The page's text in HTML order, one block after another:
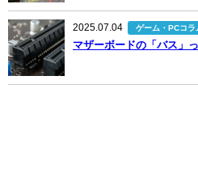
2025.07.04 ゲーム・PCコラ
マザーボードの「バス」